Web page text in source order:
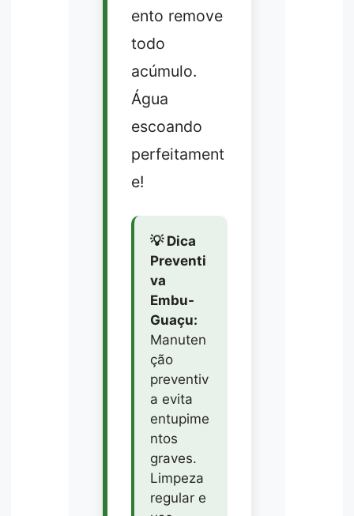
ento remove
todo
acúmulo.
Água
escoando
perfeitament
e!
💡 Dica
Preventi
va
Embu-
Guaçu:
Manuten
ção
preventiv
a evita
entupime
ntos
graves.
Limpeza
regular e